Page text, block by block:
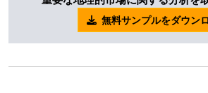
無料サンプルをダウン